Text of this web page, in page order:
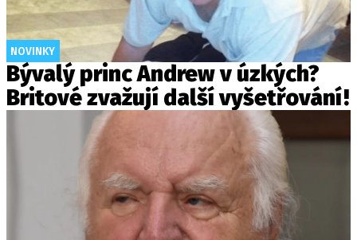
NOVINKY
Bývalý princ Andrew v úzkých?
Britové zvažují další vyšetřování!